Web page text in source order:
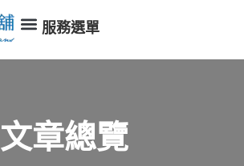
服務選單
文章總覽